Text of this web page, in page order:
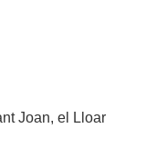
Joan, el Lloar